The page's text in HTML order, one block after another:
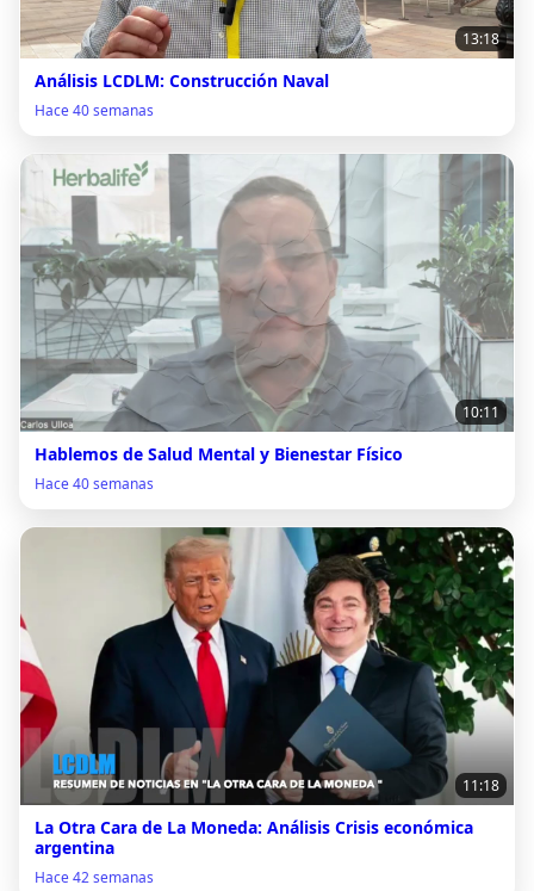
13:18
Análisis LCDLM: Construcción Naval
Hace 40 semanas
10:11
Hablemos de Salud Mental y Bienestar Físico
Hace 40 semanas
11:18
La Otra Cara de La Moneda: Análisis Crisis económica
argentina
Hace 42 semanas